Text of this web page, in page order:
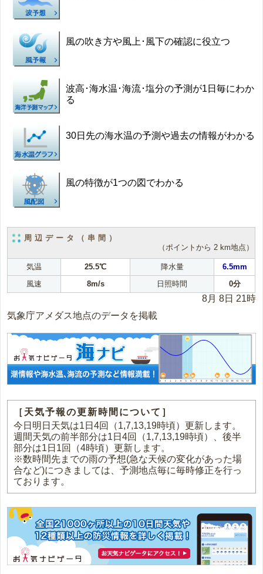
風の吹き方や風上･風下の確認に役立つ
波高･海水温･海流･塩分の予測が1日毎にわか
る
30日先の海水温の予測や過去の情報がわかる
風の特徴が1つの図でわかる
周辺データ（串間）
（ポイントから 2 km地点）
気温 25.5℃ 降水量
6.5mm
風速
8m/s 日照時間 0分
8月 8日 21時
気象庁アメダス地点のデータを掲載
［天気予報の更新時間について］
今日明日天気は1日4回（1,7,13,19時頃）更新します。
週間天気の前半部分は1日4回（1,7,13,19時頃）、後半
部分は1日1回（4時頃）更新します。
※数時間先までの雨の予想(急な天候の変化があった場
合など)につきましては、予測地点毎に毎時修正を行っ
ております。